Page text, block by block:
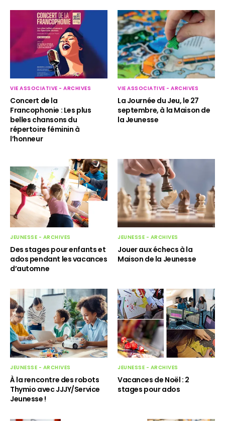
VIE ASSOCIATIVE - ARCHIVES
Concert de la
Francophonie : Les plus
belles chansons du
répertoire féminin à
l’honneur
VIE ASSOCIATIVE - ARCHIVES
La Journée du Jeu, le 27
septembre, à la Maison de
la Jeunesse
JEUNESSE - ARCHIVES
Des stages pour enfants et
ados pendant les vacances
d’automne
JEUNESSE - ARCHIVES
Jouer aux échecs à la
Maison de la Jeunesse
JEUNESSE - ARCHIVES
À la rencontre des robots
Thymio avec JJJY/Service
Jeunesse !
JEUNESSE - ARCHIVES
Vacances de Noël : 2
stages pour ados